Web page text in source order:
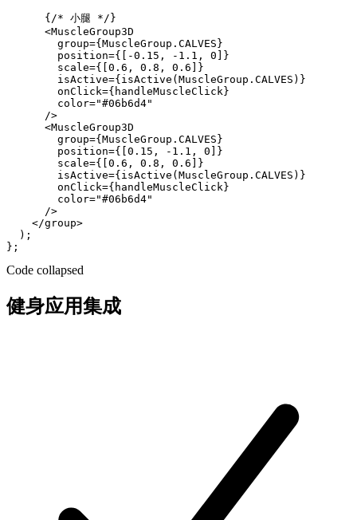
      {/* 小腿 */}
      <MuscleGroup3D
        group={MuscleGroup.CALVES}
        position={[-0.15, -1.1, 0]}
        scale={[0.6, 0.8, 0.6]}
        isActive={isActive(MuscleGroup.CALVES)}
        onClick={handleMuscleClick}
        color="#06b6d4"
      />
      <MuscleGroup3D
        group={MuscleGroup.CALVES}
        position={[0.15, -1.1, 0]}
        scale={[0.6, 0.8, 0.6]}
        isActive={isActive(MuscleGroup.CALVES)}
        onClick={handleMuscleClick}
        color="#06b6d4"
      />
    </group>
  );
Code collapsed
健身应用集成